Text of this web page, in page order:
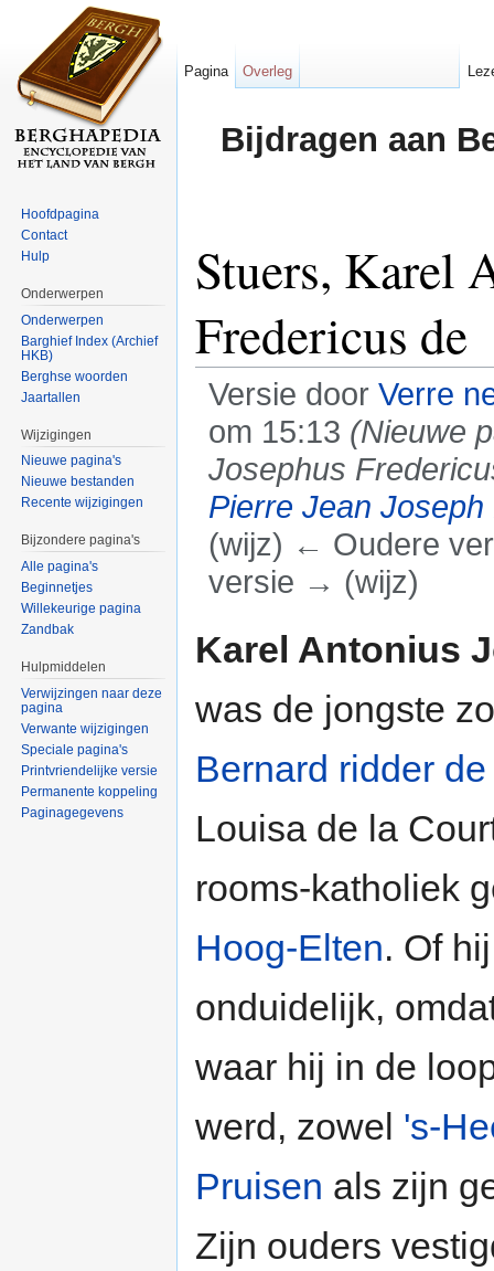
Bijdragen aan
Stuers, Karel
Fredericus de
Versie door Verre
om 15:13 (Nieuwe
Josephus
Pierre Jean
(wijz) ← Oudere
versie → (wijz)
Karel Antonius
was de jongste
Bernard ridder
Louisa de la
rooms-katholiek
Hoog-Elten. Of
onduidelijk,
waar hij in de
werd, zowel 's-
Pruisen als zijn
Zijn ouders
Pagina Overleg
Hoofdpagina
Contact
Hulp
Onderwerpen
Onderwerpen
Barghief Index (Archief
HKB)
Berghse woorden
Jaartallen
Wijzigingen
Nieuwe pagina's
Nieuwe bestanden
Recente wijzigingen
Bijzondere pagina's
Alle pagina's
Beginnetjes
Willekeurige pagina
Zandbak
Hulpmiddelen
Verwijzingen naar deze
pagina
Verwante wijzigingen
Speciale pagina's
Printvriendelijke versie
Permanente koppeling
Paginagegevens